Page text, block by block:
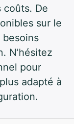
coûts. De
sur le
besoins
N’hésitez
pour
adapté à